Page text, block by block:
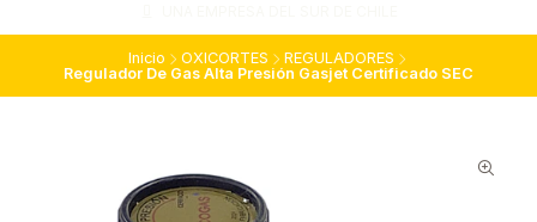
Inicio OXICORTES
REGULADORES
Regulador De Gas Alta Presión Gasjet Certificado SEC